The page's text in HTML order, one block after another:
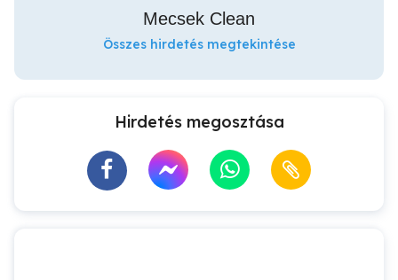
Mecsek Clean
Összes hirdetés megtekintése
Hirdetés megosztása